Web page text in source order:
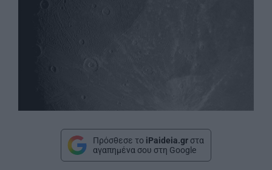
Πρόσθεσε το iPaideia.gr στα
αγαπημένα σου στη Google